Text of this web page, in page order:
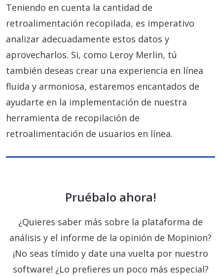
Teniendo en cuenta la cantidad de
retroalimentación recopilada, es imperativo
analizar adecuadamente estos datos y
aprovecharlos. Si, como Leroy Merlin, tú
también deseas crear una experiencia en línea
fluida y armoniosa, estaremos encantados de
ayudarte en la implementación de nuestra
herramienta de recopilación de
retroalimentación de usuarios en línea.
Pruébalo ahora!
¿Quieres saber más sobre la plataforma de
análisis y el informe de la opinión de Mopinion?
¡No seas tímido y date una vuelta por nuestro
software! ¿Lo prefieres un poco más especial?